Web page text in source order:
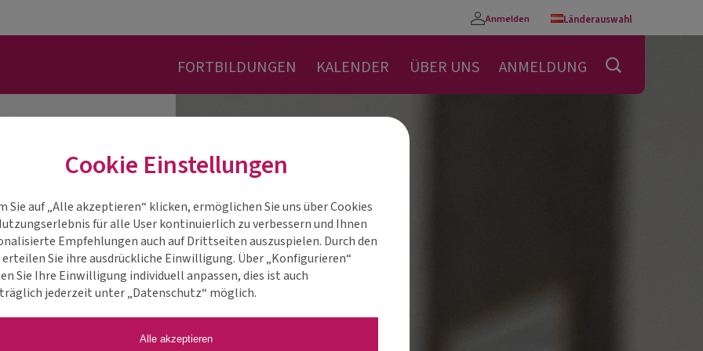
Anmelden
Konto
Länderauswahl
FORTBILDUNGEN KALENDER ÜBER UNS ANMELDUNG
Cookie Einstellungen
Sie auf „Alle akzeptieren“ klicken, ermöglichen Sie uns über Cookies
für alle User kontinuierlich zu verbessern und Ihnen
Empfehlungen auch auf Drittseiten auszuspielen. Durch den
Sie ihre ausdrückliche Einwilligung. Über „Konfigurieren“
Sie Ihre Einwilligung individuell anpassen, dies ist auch
jederzeit unter „Datenschutz“ möglich.
Alle akzeptieren